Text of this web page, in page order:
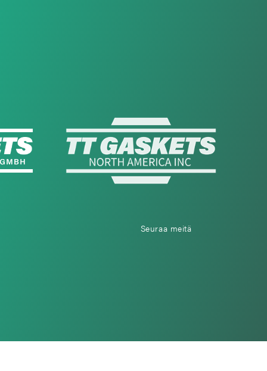
Seuraa meitä